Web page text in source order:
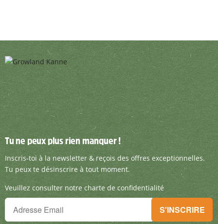
Tu ne peux plus rien manquer !
Inscris-toi à la newsletter & reçois des offres
Tu ne peux plus rien manquer !
Inscris-toi à la newsletter & reçois des offres exceptionnelles.
Tu peux te désinscrire à tout moment.
Veuillez consulter notre charte de confidentialité
Tu ne peux plus rien manquer !
Inscris-toi à la newsletter & reçois des offres exceptionnelles.
S'INSCRIRE